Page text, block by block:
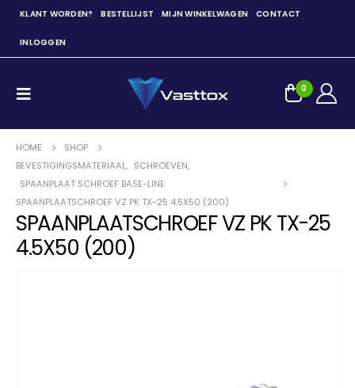
KLANT WORDEN? BESTELLIJST MIJN WINKELWAGEN CONTACT
INLOGGEN
0
HOME
SHOP
BEVESTIGINGSMATERIAAL, SCHROEVEN,
SPAANPLAAT SCHROEF BASE-LINE
SPAANPLAATSCHROEF VZ PK TX-25 4.5X50 (200)
SPAANPLAATSCHROEF VZ PK TX-25
4.5X50 (200)